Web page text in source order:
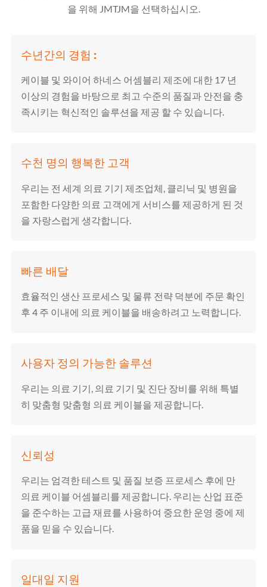
을 위해 JMTJM을 선택하십시오.
수년간의 경험 :
케이블 및 와이어 하네스 어셈블리 제조에 대한 17 년
이상의 경험을 바탕으로 최고 수준의 품질과 안전을 충
족시키는 혁신적인 솔루션을 제공 할 수 있습니다.
수천 명의 행복한 고객
우리는 전 세계 의료 기기 제조업체, 클리닉 및 병원을
포함한 다양한 의료 고객에게 서비스를 제공하게 된 것
을 자랑스럽게 생각합니다.
빠른 배달
효율적인 생산 프로세스 및 물류 전략 덕분에 주문 확인
후 4 주 이내에 의료 케이블을 배송하려고 노력합니다.
사용자 정의 가능한 솔루션
우리는 의료 기기, 의료 기기 및 진단 장비를 위해 특별
히 맞춤형 맞춤형 의료 케이블을 제공합니다.
신뢰성
우리는 엄격한 테스트 및 품질 보증 프로세스 후에 만 ​​
의료 케이블 어셈블리를 제공합니다. 우리는 산업 표준
을 준수하는 고급 재료를 사용하여 중요한 운영 중에 제
품을 믿을 수 있습니다.
일대일 지원